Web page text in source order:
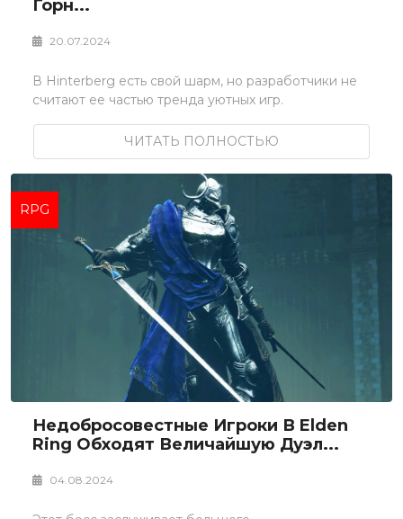
Горн...
20.07.2024
В Hinterberg есть свой шарм, но разработчики не
считают ее частью тренда уютных игр.
ЧИТАТЬ ПОЛНОСТЬЮ
RPG
Недобросовестные Игроки В Elden
Ring Обходят Величайшую Дуэл...
04.08.2024